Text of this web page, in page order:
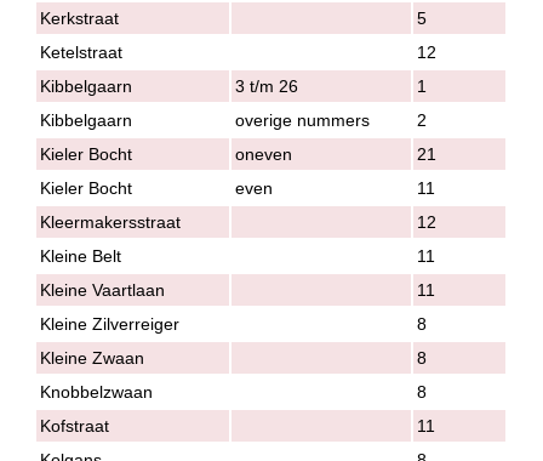
Kerkstraat
5
Ketelstraat
12
Kibbelgaarn
3 t/m 26
1
Kibbelgaarn
overige nummers
2
Kieler Bocht
oneven
21
Kieler Bocht
even
11
Kleermakersstraat
12
Kleine Belt
11
Kleine Vaartlaan
11
Kleine Zilverreiger
8
Kleine Zwaan
8
Knobbelzwaan
8
Kofstraat
11